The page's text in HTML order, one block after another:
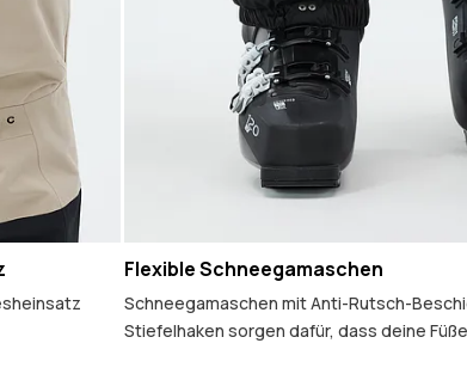
Flexible Schneegamaschen
Schneegamaschen mit Anti-Rutsch-
Stiefelhaken sorgen dafür, dass deine